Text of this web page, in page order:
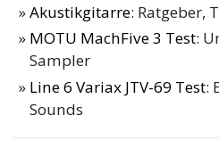
Akustikgitarre: Ratgeber,
MOTU MachFive 3 Test:
Sampler
Line 6 Variax JTV-69 Test:
Sounds